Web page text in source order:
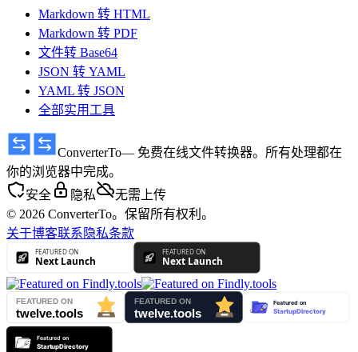
Markdown 转 HTML
Markdown 转 PDF
文件转 Base64
JSON 转 YAML
YAML 转 JSON
全部实用工具
ConverterTo— 免费在线文件转换器。所有处理都在
你的浏览器中完成。
安全
隐私
无需上传
© 2026 ConverterTo。保留所有权利。
关于博客联系 隐私条款